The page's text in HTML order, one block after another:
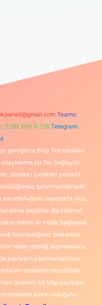
Teams:
0262 606 0 726 Telegram:
gereğince Bilgi Teknolojileri
bir Yer Sağlayıcı
sitedeki içerikleri proaktif
bulunmamaktadır.
taşımakta olup,
etmiş sayılırlar. Bu internet
şirketi ile hiçbir bağlantısı
hazırladığımız makaleler
haber niteliği taşımamakta
paylaşım yapılmamaktadır.
tamamen tesadüfidir.
ücretsiz bir bilgi paylaşım
aykırı olduğunu